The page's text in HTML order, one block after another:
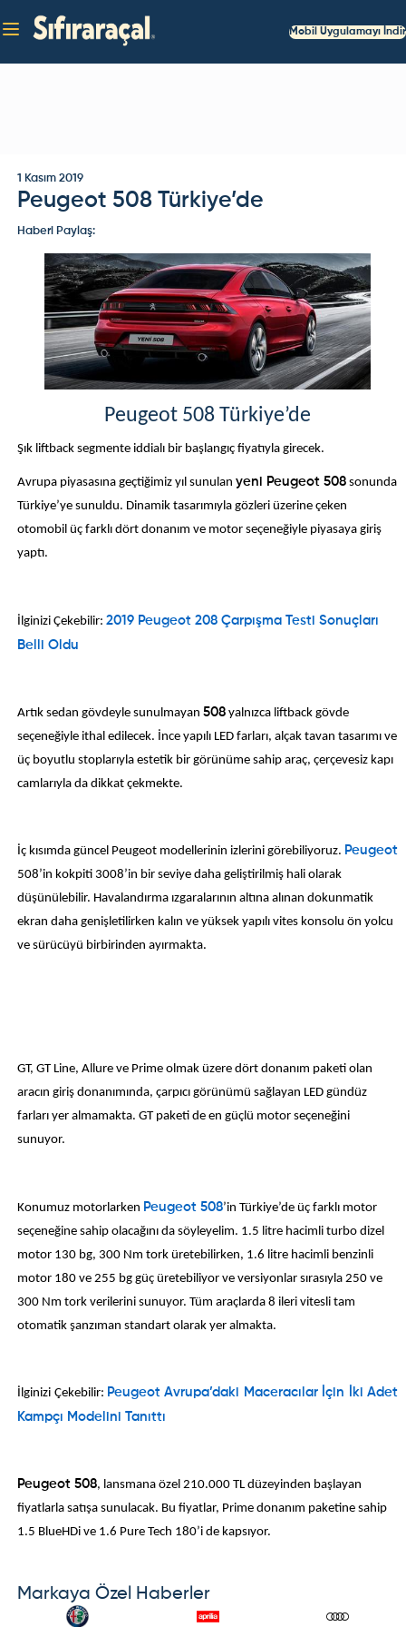
Mobil Uygulamayı İndir
1 Kasım 2019
Peugeot 508 Türkiye’de
Haberi Paylaş:
Peugeot 508 Türkiye’de
Şık liftback segmente iddialı bir başlangıç fiyatıyla girecek.
Avrupa piyasasına geçtiğimiz yıl sunulanyeni Peugeot 508 sonunda
Türkiye’ye sunuldu. Dinamik tasarımıyla gözleri üzerine çeken
otomobil üç farklı dört donanım ve motor seçeneğiyle piyasaya giriş
yaptı.
İlginizi Çekebilir:2019 Peugeot 208 Çarpışma Testi Sonuçları
Belli Oldu
Artık sedan gövdeyle sunulmayan508 yalnızca liftback gövde
seçeneğiyle ithal edilecek. İnce yapılı LED farları, alçak tavan tasarımı ve
üç boyutlu stoplarıyla estetik bir görünüme sahip araç, çerçevesiz kapı
camlarıyla da dikkat çekmekte.
İç kısımda güncel Peugeot modellerinin izlerini görebiliyoruz. Peugeot
508’in kokpiti 3008’in bir seviye daha geliştirilmiş hali olarak
düşünülebilir. Havalandırma ızgaralarının altına alınan dokunmatik
ekran daha genişletilirken kalın ve yüksek yapılı vites konsolu ön yolcu
ve sürücüyü birbirinden ayırmakta.
GT, GT Line, Allure ve Prime olmak üzere dört donanım paketi olan
aracın giriş donanımında, çarpıcı görünümü sağlayan LED gündüz
farları yer almamakta. GT paketi de en güçlü motor seçeneğini
sunuyor.
Konumuz motorlarken Peugeot 508’in Türkiye’de üç farklı motor
seçeneğine sahip olacağını da söyleyelim. 1.5 litre hacimli turbo dizel
motor 130 bg, 300 Nm tork üretebilirken, 1.6 litre hacimli benzinli
motor 180 ve 255 bg güç üretebiliyor ve versiyonlar sırasıyla 250 ve
300 Nm tork verilerini sunuyor. Tüm araçlarda 8 ileri vitesli tam
otomatik şanzıman standart olarak yer almakta.
İlginizi Çekebilir: Peugeot Avrupa’daki Maceracılar İçin İki Adet
Kampçı Modelini Tanıttı
Peugeot 508, lansmana özel 210.000 TL düzeyinden başlayan
fiyatlarla satışa sunulacak. Bu fiyatlar, Prime donanım paketine sahip
1.5 BlueHDi ve 1.6 Pure Tech 180’i de kapsıyor.
Markaya Özel Haberler